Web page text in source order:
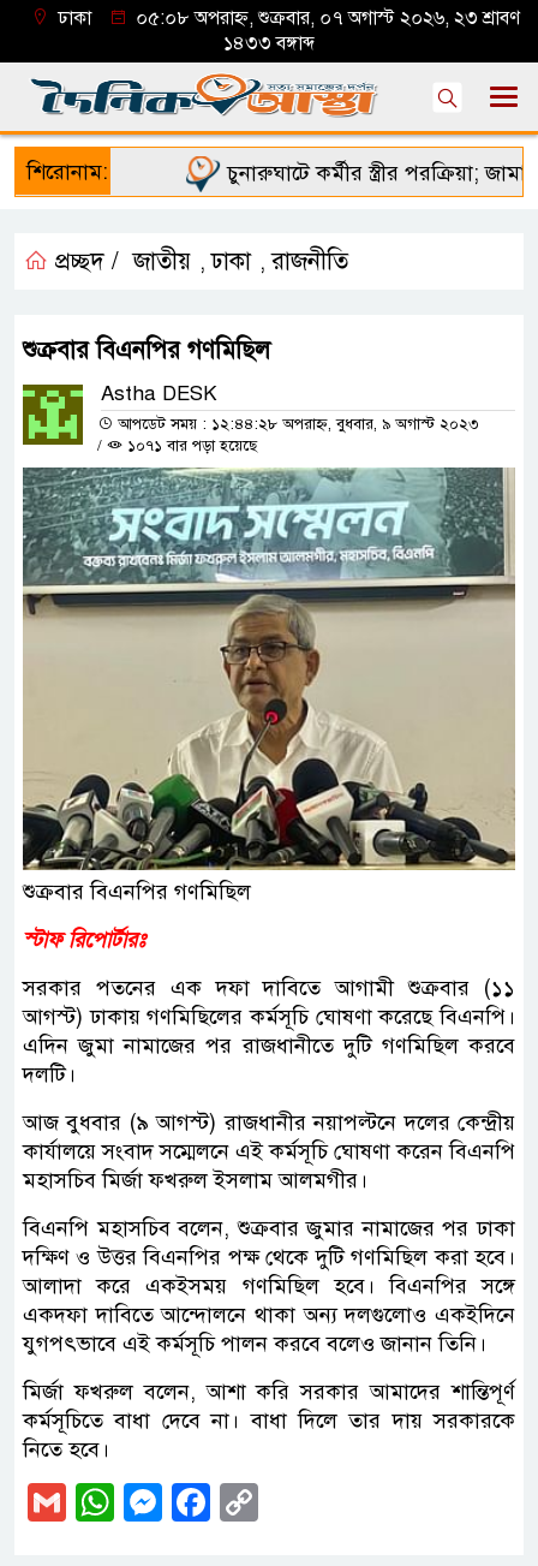
ঢাকা
০৫:০৮ অপরাহ্ন, শুক্রবার, ০৭ অগাস্ট ২০২৬, ২৩ শ্রাবণ
১৪৩৩ বঙ্গাব্দ
শিরোনাম: চুনারুঘাটে কর্মীর স্ত্রীর পরক্রিয়া;
প্রচ্ছদ / জাতীয় ,ঢাকা ,রাজনীতি
শুক্রবার বিএনপির গণমিছিল
Astha DESK
আপডেট সময় : ১২:৪৪:২৮ অপরাহ্ন, বুধবার, ৯ অগাস্ট ২০২৩
/
১০৭১ বার পড়া হয়েছে
শুক্রবার বিএনপির গণমিছিল
স্টাফ রিপোর্টারঃ
সরকার পতনের এক দফা দাবিতে আগামী শুক্রবার (১১
আগস্ট) ঢাকায় গণমিছিলের কর্মসূচি ঘোষণা করেছে বিএনপি।
এদিন জুমা নামাজের পর রাজধানীতে দুটি গণমিছিল করবে
দলটি।
আজ বুধবার (৯ আগস্ট) রাজধানীর নয়াপল্টনে দলের কেন্দ্রীয়
কার্যালয়ে সংবাদ সম্মেলনে এই কর্মসূচি ঘোষণা করেন বিএনপি
মহাসচিব মির্জা ফখরুল ইসলাম আলমগীর।
বিএনপি মহাসচিব বলেন, শুক্রবার জুমার নামাজের পর ঢাকা
দক্ষিণ ও উত্তর বিএনপির পক্ষ থেকে দুটি গণমিছিল করা হবে।
আলাদা করে একইসময় গণমিছিল হবে। বিএনপির সঙ্গে
একদফা দাবিতে আন্দোলনে থাকা অন্য দলগুলোও একইদিনে
যুগপৎভাবে এই কর্মসূচি পালন করবে বলেও জানান তিনি।
মির্জা ফখরুল বলেন, আশা করি সরকার আমাদের শান্তিপূর্ণ
কর্মসূচিতে বাধা দেবে না। বাধা দিলে তার দায় সরকারকে
নিতে হবে।
GmailWhatsApp
Messenger
Facebook